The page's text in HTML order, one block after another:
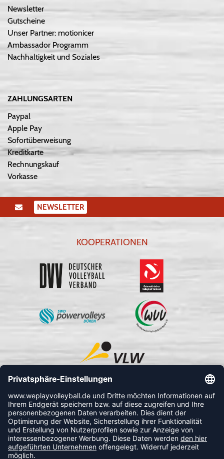
Newsletter
Gutscheine
Unser Partner: motionicer
Ambassador Programm
Nachhaltigkeit und Soziales
ZAHLUNGSARTEN
Paypal
Apple Pay
Sofortüberweisung
Kreditkarte
Rechnungskauf
Vorkasse
NEWSLETTER
KOOPERATIONEN
FOLLOW US